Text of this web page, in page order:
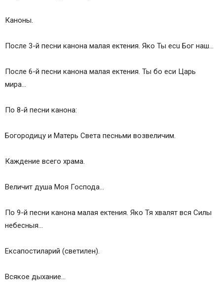
Каноны.
После 3-й песни канона малая ектения. Яко Ты ecu Бог наш…
После 6-й песни канона малая ектения. Ты бо еси Царь
мира…
По 8-й песни канона:
Богородицу и Матерь Света песньми возвеличим.
Каждение всего храма.
Величит душа Моя Господа…
По 9-й песни канона малая ектения. Яко Тя хвалят вся Силы
небесныя…
Ексапостиларий (светилен).
Всякое дыхание…